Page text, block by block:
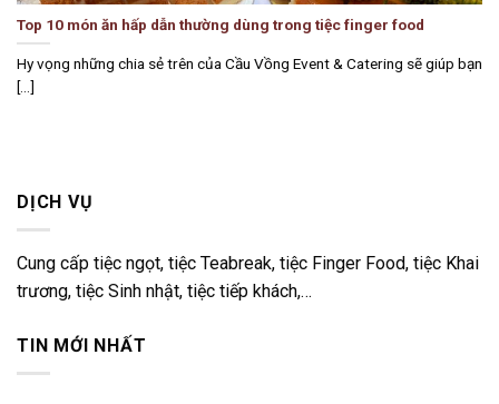
Top 10 món ăn hấp dẫn thường dùng trong tiệc finger food
Hy vọng những chia sẻ trên của Cầu Vồng Event & Catering sẽ giúp bạn
[...]
DỊCH VỤ
Cung cấp tiệc ngọt, tiệc Teabreak, tiệc Finger Food, tiệc Khai
trương, tiệc Sinh nhật, tiệc tiếp khách,…
TIN MỚI NHẤT